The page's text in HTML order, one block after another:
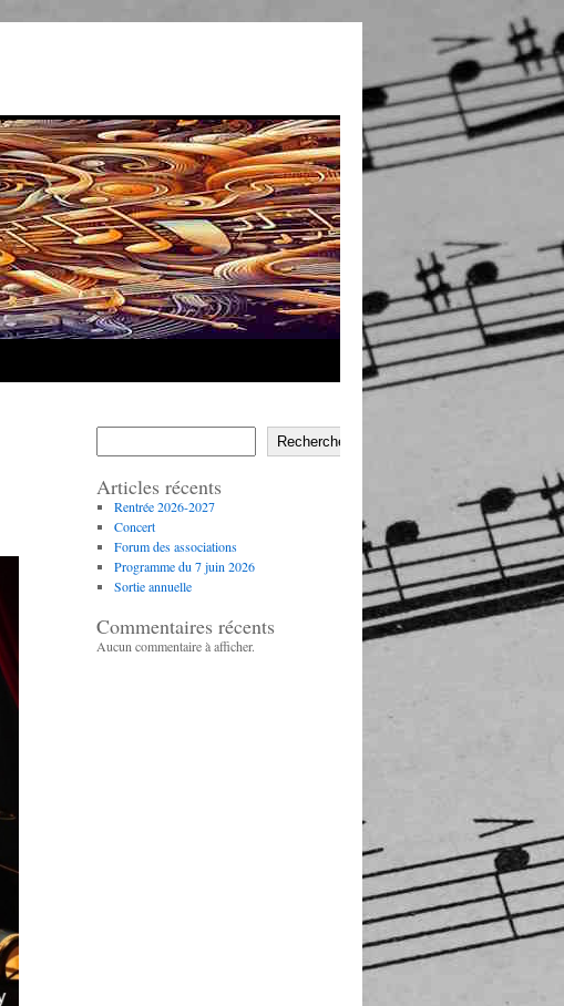
Rechercher
Articles récents
Rentrée 2026-2027
Concert
Forum des associations
Programme du 7 juin 2026
Sortie annuelle
Commentaires récents
Aucun commentaire à afficher.